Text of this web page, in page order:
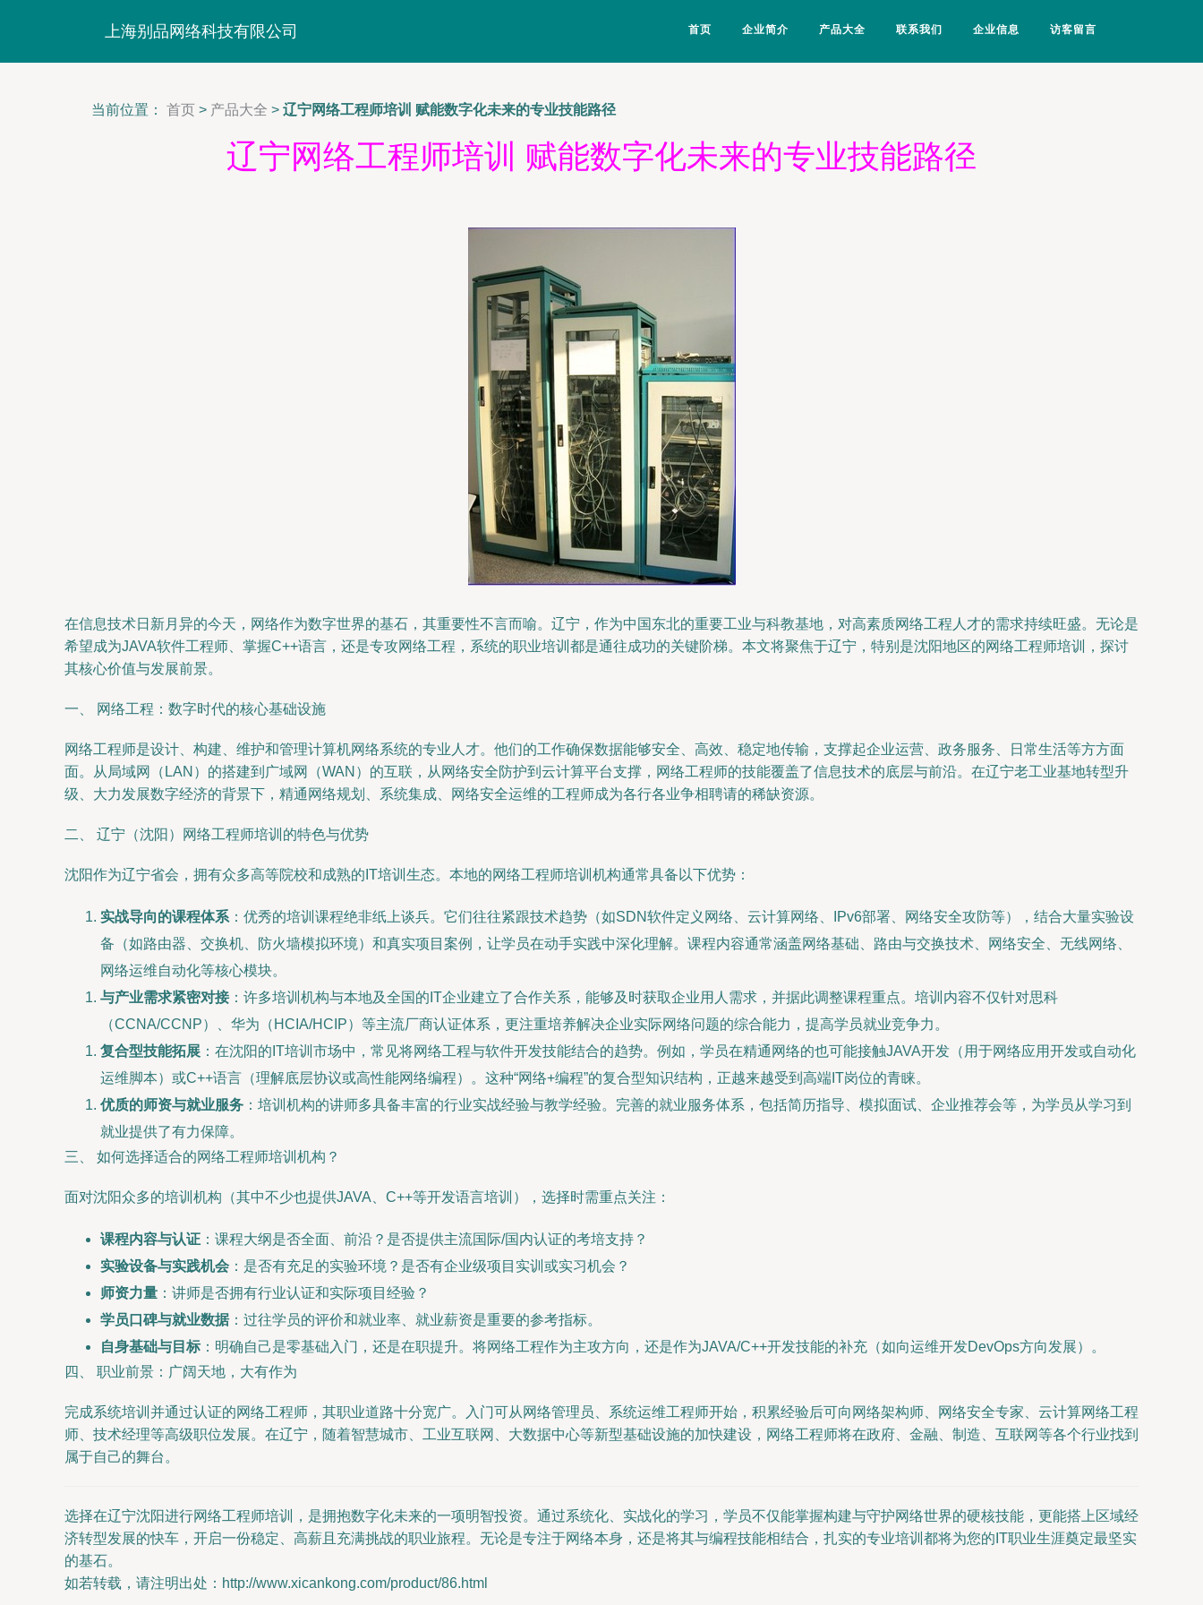
上海别品网络科技有限公司 首页 企业简介 产品大全 联系我们 企业信息 访客留言
当前位置： 首页 > 产品大全 > 辽宁网络工程师培训 赋能数字化未来的专业技能路径
辽宁网络工程师培训 赋能数字化未来的专业技能路径
在信息技术日新月异的今天，网络作为数字世界的基石，其重要性不言而喻。辽宁，作为中国东北的重要工业与科教基地，对高素质网络工程人才的需求持续旺盛。无论是
希望成为JAVA软件工程师、掌握C++语言，还是专攻网络工程，系统的职业培训都是通往成功的关键阶梯。本文将聚焦于辽宁，特别是沈阳地区的网络工程师培训，探讨
其核心价值与发展前景。
一、 网络工程：数字时代的核心基础设施
网络工程师是设计、构建、维护和管理计算机网络系统的专业人才。他们的工作确保数据能够安全、高效、稳定地传输，支撑起企业运营、政务服务、日常生活等方方面
面。从局域网（LAN）的搭建到广域网（WAN）的互联，从网络安全防护到云计算平台支撑，网络工程师的技能覆盖了信息技术的底层与前沿。在辽宁老工业基地转型升
级、大力发展数字经济的背景下，精通网络规划、系统集成、网络安全运维的工程师成为各行各业争相聘请的稀缺资源。
二、 辽宁（沈阳）网络工程师培训的特色与优势
沈阳作为辽宁省会，拥有众多高等院校和成熟的IT培训生态。本地的网络工程师培训机构通常具备以下优势：
实战导向的课程体系 ：优秀的培训课程绝非纸上谈兵。它们往往紧跟技术趋势（如SDN软件定义网络、云计算网络、IPv6部署、网络安全攻防等），结合大量实验设
备（如路由器、交换机、防火墙模拟环境）和真实项目案例，让学员在动手实践中深化理解。课程内容通常涵盖网络基础、路由与交换技术、网络安全、无线网络、
网络运维自动化等核心模块。
与产业需求紧密对接：许多培训机构与本地及全国的IT企业建立了合作关系，能够及时获取企业用人需求，并据此调整课程重点。培训内容不仅针对思科
（CCNA/CCNP）、华为（HCIA/HCIP）等主流厂商认证体系，更注重培养解决企业实际网络问题的综合能力，提高学员就业竞争力。
复合型技能拓展 ：在沈阳的IT培训市场中，常见将网络工程与软件开发技能结合的趋势。例如，学员在精通网络的也可能接触JAVA开发（用于网络应用开发或自动化
运维脚本）或C++语言（理解底层协议或高性能网络编程）。这种“网络+编程”的复合型知识结构，正越来越受到高端IT岗位的青睐。
优质的师资与就业服务 ：培训机构的讲师多具备丰富的行业实战经验与教学经验。完善的就业服务体系，包括简历指导、模拟面试、企业推荐会等，为学员从学习到
就业提供了有力保障。
三、 如何选择适合的网络工程师培训机构？
面对沈阳众多的培训机构（其中不少也提供JAVA、C++等开发语言培训），选择时需重点关注：
课程内容与认证 ：课程大纲是否全面、前沿？是否提供主流国际/国内认证的考培支持？
实验设备与实践机会 ：是否有充足的实验环境？是否有企业级项目实训或实习机会？
师资力量 ：讲师是否拥有行业认证和实际项目经验？
学员口碑与就业数据：过往学员的评价和就业率、就业薪资是重要的参考指标。
自身基础与目标 ：明确自己是零基础入门，还是在职提升。将网络工程作为主攻方向，还是作为JAVA/C++开发技能的补充（如向运维开发DevOps方向发展）。
四、 职业前景：广阔天地，大有作为
完成系统培训并通过认证的网络工程师，其职业道路十分宽广。入门可从网络管理员、系统运维工程师开始，积累经验后可向网络架构师、网络安全专家、云计算网络工程
师、技术经理等高级职位发展。在辽宁，随着智慧城市、工业互联网、大数据中心等新型基础设施的加快建设，网络工程师将在政府、金融、制造、互联网等各个行业找到
属于自己的舞台。
选择在辽宁沈阳进行网络工程师培训，是拥抱数字化未来的一项明智投资。通过系统化、实战化的学习，学员不仅能掌握构建与守护网络世界的硬核技能，更能搭上区域经
济转型发展的快车，开启一份稳定、高薪且充满挑战的职业旅程。无论是专注于网络本身，还是将其与编程技能相结合，扎实的专业培训都将为您的IT职业生涯奠定最坚实
的基石。
如若转载，请注明出处：http://www.xicankong.com/product/86.html